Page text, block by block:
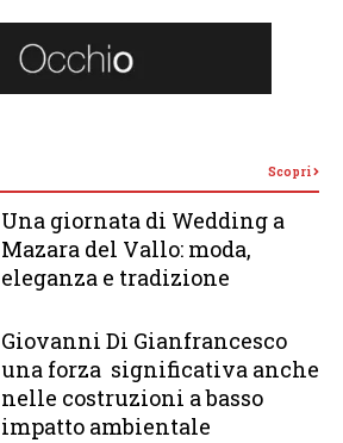
Scopri
Una giornata di Wedding a
Mazara del Vallo: moda,
eleganza e tradizione
Giovanni Di Gianfrancesco
una forza significativa anche
nelle costruzioni a basso
impatto ambientale